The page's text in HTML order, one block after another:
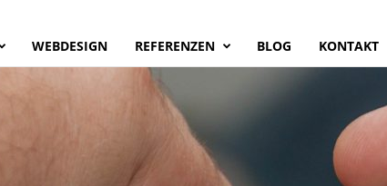
WEBDESIGN REFERENZEN BLOG KONTAKT